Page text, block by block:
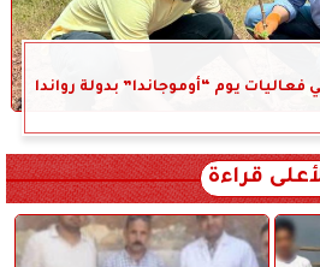
يوم “أوموجاندا” بدولة رواندا
قراءة